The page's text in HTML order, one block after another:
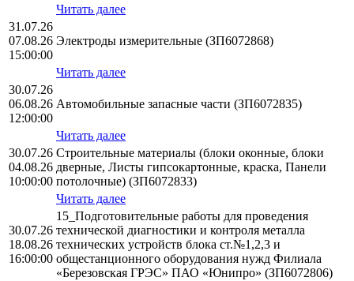
Читать далее
31.07.26
07.08.26
15:00:00
Электроды измерительные (ЗП6072868)
Читать далее
30.07.26
06.08.26
12:00:00
Автомобильные запасные части (ЗП6072835)
Читать далее
30.07.26
04.08.26
10:00:00
Строительные материалы (блоки оконные, блоки
дверные, Листы гипсокартонные, краска, Панели
потолочные) (ЗП6072833)
Читать далее
30.07.26
18.08.26
16:00:00
15_Подготовительные работы для проведения
технической диагностики и контроля металла
технических устройств блока ст.№1,2,3 и
общестанционного оборудования нужд Филиала
«Березовская ГРЭС» ПАО «Юнипро» (ЗП6072806)